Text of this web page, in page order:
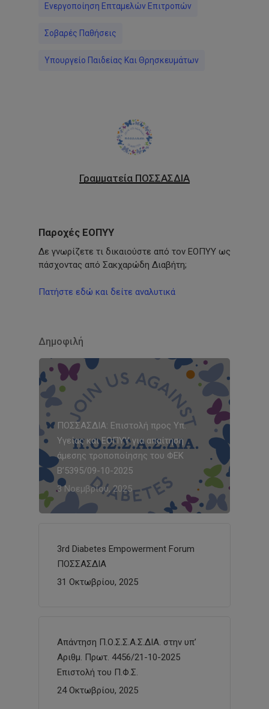
Ενεργοποίηση Επταμελών Επιτροπών
Σοβαρές Παθήσεις
Υπουργείο Παιδείας Και Θρησκευμάτων
Γραμματεία ΠΟΣΣΑΣΔΙΑ
Παροχές ΕΟΠΥΥ
Δε γνωρίζετε τι δικαιούστε από τον ΕΟΠΥΥ ως
πάσχοντας από Σακχαρώδη Διαβήτη;
Πατήστε εδώ και δείτε αναλυτικά
Δημοφιλή
ΠΟΣΣΑΣΔΙΑ: Επιστολή προς Υπ.
Υγείας και ΕΟΠΥΥ για απαίτηση
άμεσης τροποποίησης του ΦΕΚ
Β’5395/09-10-2025
3 Νοεμβρίου, 2025
3rd Diabetes Empowerment Forum
ΠΟΣΣΑΣΔΙΑ
31 Οκτωβρίου, 2025
Απάντηση Π.Ο.Σ.Σ.Α.Σ.ΔΙΑ. στην υπ’
Αριθμ. Πρωτ. 4456/21-10-2025
Επιστολή του Π.Φ.Σ.
24 Οκτωβρίου, 2025